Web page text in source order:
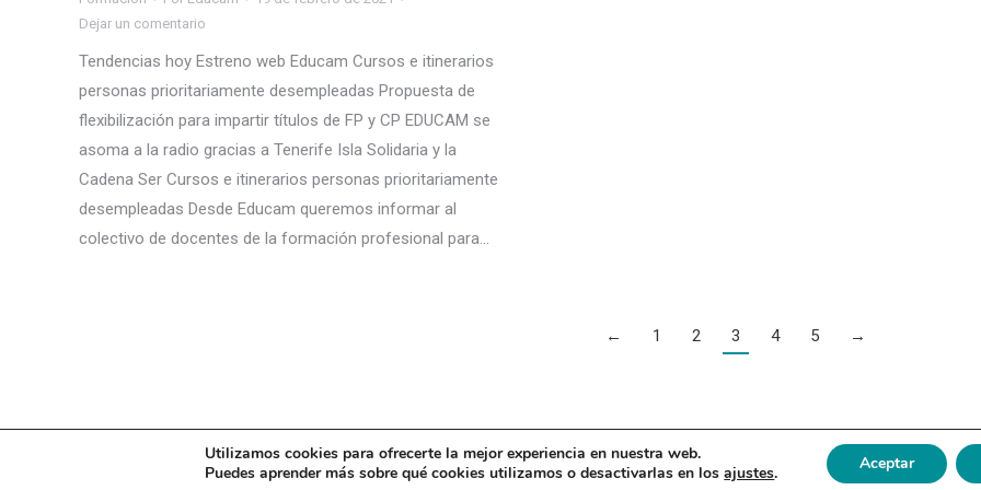
Dejar un comentario
Tendencias hoy Estreno web Educam Cursos e itinerarios
personas prioritariamente desempleadas Propuesta de
flexibilización para impartir títulos de FP y CP EDUCAM se
asoma a la radio gracias a Tenerife Isla Solidaria y la
Cadena Ser Cursos e itinerarios personas prioritariamente
desempleadas Desde Educam queremos informar al
colectivo de docentes de la formación profesional para…
← 1 2 3 4 5 →
© Educamcanarias - 2021. Todos los derechos reservados
Utilizamos cookies para ofrecerte la mejor experiencia en nuestra web.
Puedes aprender más sobre qué cookies utilizamos o desactivarlas en losajustes. Aceptar